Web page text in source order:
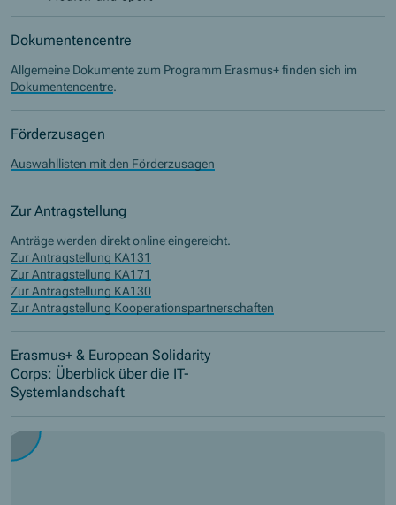
Dokumentencentre
Allgemeine Dokumente zum Programm Erasmus+ finden sich im
Dokumentencentre.
Förderzusagen
Auswahllisten mit den Förderzusagen
Zur Antragstellung
Anträge werden direkt online eingereicht.
Zur Antragstellung KA131
Zur Antragstellung KA171
Zur Antragstellung KA130
Zur Antragstellung Kooperationspartnerschaften
Erasmus+ & European Solidarity
Corps: Überblick über die IT-
Systemlandschaft